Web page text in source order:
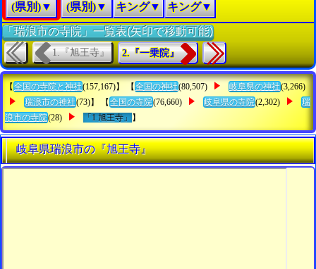
(県別)▼
(県別)▼
キング▼
キング▼
「瑞浪市の寺院」一覧表(矢印で移動可能)
1.『旭王寺』 2.『一乗院』
【 全国の寺院と神社(157,167)】 【 全国の神社(80,507) 岐阜県の神社(3,266)
瑞浪市の神社(73)】 【 全国の寺院(76,660) 岐阜県の寺院(2,302)
瑞
浪市の寺院(28) 「1.旭王寺」 】
岐阜県瑞浪市の『旭王寺』